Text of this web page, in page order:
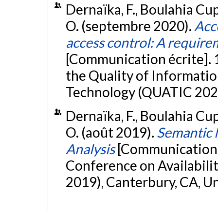
Dernaïka, F., Boulahia
O. (septembre 2020).
access control: A
[Communication
the Quality of
Technology (QUATIC
Dernaïka, F., Boulahia
O. (août 2019). Semantic
Analysis
Conference on
2019), Canterbury, CA,